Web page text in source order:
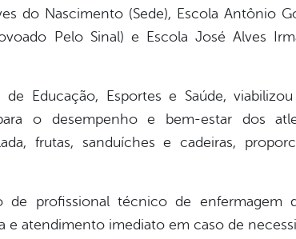
do Nascimento (Sede), Escola Antônio
Pelo Sinal) e Escola José Alves
Educação, Esportes e Saúde,
o desempenho e bem-estar dos
frutas, sanduíches e cadeiras,
profissional técnico de enfermagem
e atendimento imediato em caso de